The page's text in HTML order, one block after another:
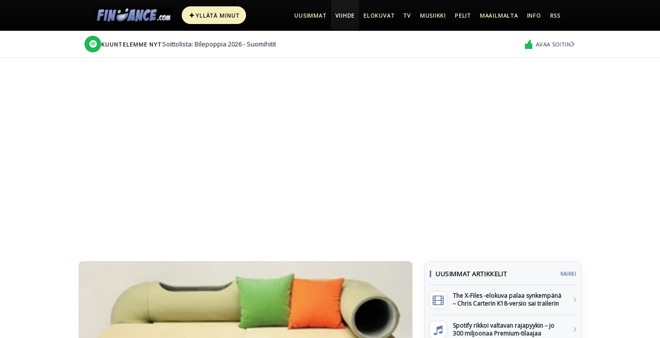
✦YLLÄTÄ MINUT UUSIMMAT VIIHDE ELOKUVAT TV MUSIIKKI PELIT MAAILMALTA INFO RSS
KUUNTELEMME NYT Soittolista: Bilepoppia 2026 - Suomihitit AVAA SOITIN
UUSIMMAT ARTIKKELIT KAIKKI
The X-Files -elokuva palaa synkempänä
– Chris Carterin K18-versio sai trailerin
Spotify rikkoi valtavan rajapyykin – jo
300 miljoonaa Premium-tilaajaa